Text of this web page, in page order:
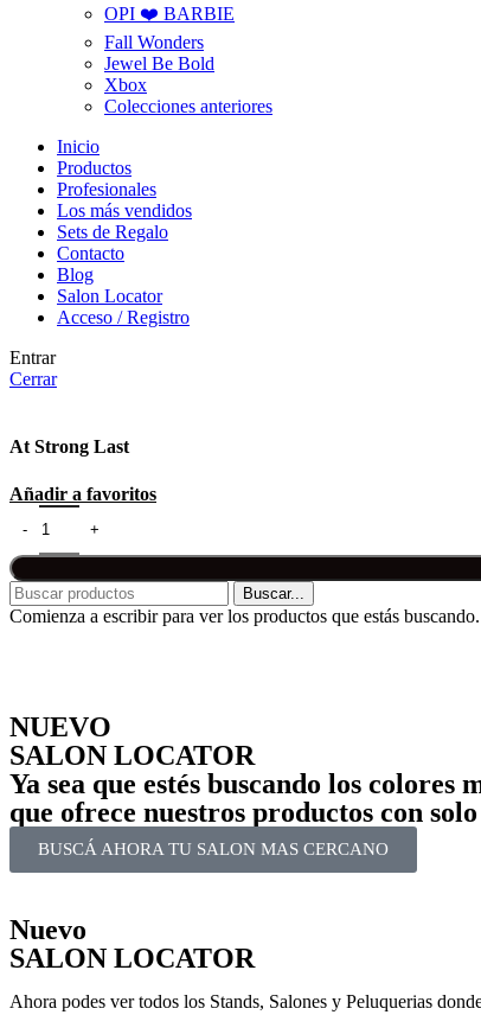
OPI ❤️ BARBIE
Fall Wonders
Jewel Be Bold
Xbox
Colecciones anteriores
Inicio
Productos
Profesionales
Los más vendidos
Sets de Regalo
Contacto
Blog
Salon Locator
Acceso / Registro
Entrar
Cerrar
At Strong Last
Añadir a favoritos
Buscar...
Comienza a escribir para ver los productos que estás buscando.
NUEVO
SALON LOCATOR
Ya sea que estés buscando los
que ofrece nuestros productos con
BUSCÁ AHORA TU SALON MAS CERCANO
Nuevo
SALON LOCATOR
Ahora podes ver todos los Stands, Salones y Peluquerias